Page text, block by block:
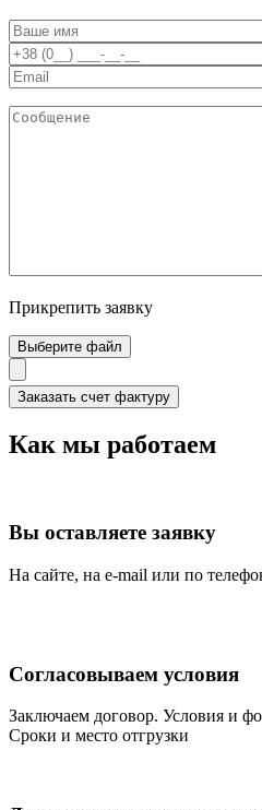
Прикрепить заявку
Выберите файл
Как мы работаем
Вы оставляете заявку
На сайте, на e-mail или по
Согласовываем условия
Заключаем договор. Условия и
Сроки и место отгрузки